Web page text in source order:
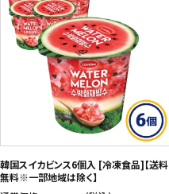
韓国スイカビンス6個入 [冷凍食品]【送料
無料※一部地域は除く】